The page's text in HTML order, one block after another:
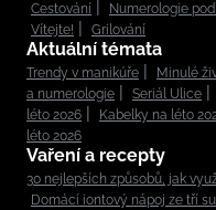
Cestování
Numerologie
Vítejte!
Grilování
Aktuální témata
Trendy v manikúře Minulé
a numerologie
Seriál Ulice
léto 2026
Kabelky na léto
léto 2026
Vaření a recepty
30 nejlepších způsobů, jak
Domácí iontový nápoj ze tří